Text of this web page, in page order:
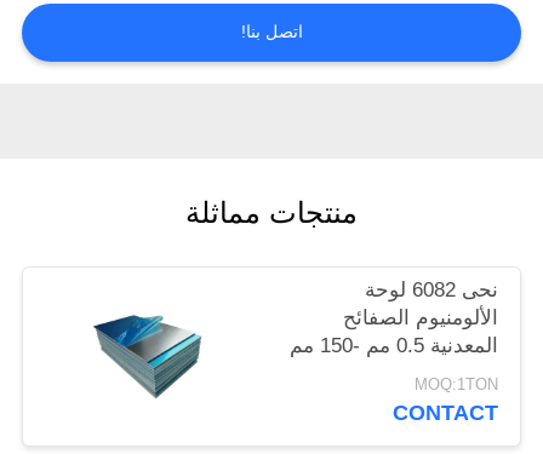
اطلب
اقتباس
PRIVACY
POLICY
اتصل بنا!
منتجات مماثلة
نحى 6082 لوحة
الألومنيوم الصفائح
المعدنية 0.5 مم -150 مم
1 طن موكMOQ:1TON
CONTACT